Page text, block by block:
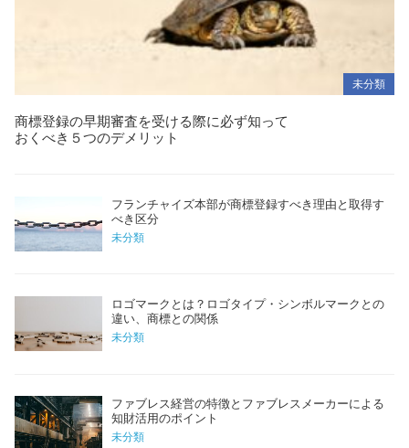
未分類
商標登録の早期審査を受ける際に必ず知って
おくべき５つのデメリット
フランチャイズ本部が商標登録すべき理由と取得す
べき区分
未分類
ロゴマークとは？ロゴタイプ・シンボルマークとの
違い、商標との関係
未分類
ファブレス経営の特徴とファブレスメーカーによる
知財活用のポイント
未分類